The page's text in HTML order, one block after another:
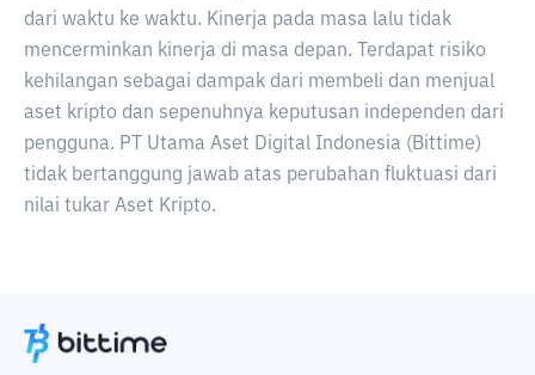
dari waktu ke waktu. Kinerja pada masa lalu tidak
mencerminkan kinerja di masa depan. Terdapat risiko
kehilangan sebagai dampak dari membeli dan menjual
aset kripto dan sepenuhnya keputusan independen dari
pengguna. PT Utama Aset Digital Indonesia (Bittime)
tidak bertanggung jawab atas perubahan fluktuasi dari
nilai tukar Aset Kripto.